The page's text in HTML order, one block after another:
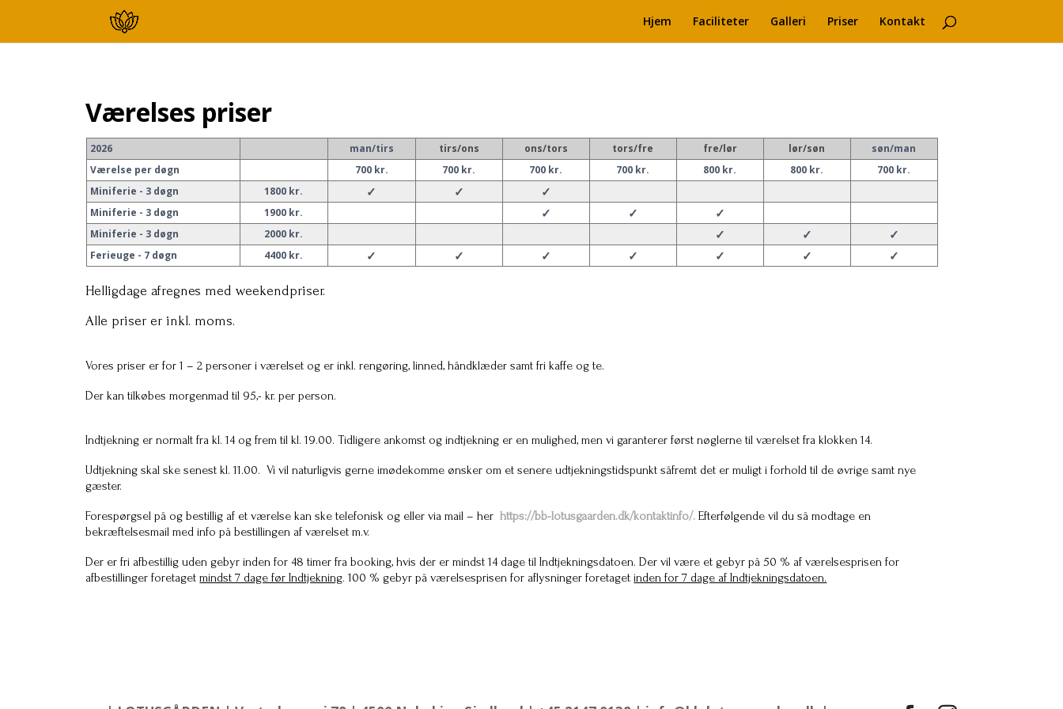
Hjem Faciliteter Galleri Priser Kontakt
Værelses priser
2026 man/tirs tirs/ons ons/tors tors/fre fre/lør lør/søn
søn/man
Værelse per døgn
700 kr. 700 kr. 700 kr. 700 kr. 800 kr. 800 kr.
700 kr.
Miniferie - 3 døgn
1800 kr. ✓ ✓ ✓
Miniferie - 3 døgn 1900 kr. ✓ ✓ ✓
Miniferie - 3 døgn 2000 kr. ✓ ✓ ✓
Ferieuge - 7 døgn 4400 kr. ✓ ✓ ✓ ✓ ✓ ✓ ✓
Helligdage afregnes med weekendpriser.
Alle priser er inkl. moms.
Vores priser er for 1 – 2 personer i værelset og er inkl. rengøring, linned, håndklæder samt fri kaffe og te.
Der kan tilkøbes morgenmad til 95,- kr. per person.
Indtjekning er normalt fra kl. 14 og frem til kl. 19.00. Tidligere ankomst og indtjekning er en mulighed, men vi garanterer først nøglerne til værelset fra klokken 14.
Udtjekning skal ske senest kl. 11.00. Vi vil naturligvis gerne imødekomme ønsker om et senere udtjekningstidspunkt såfremt det er muligt i forhold til de øvrige samt nye
gæster.
Forespørgsel på og bestillig af et værelse kan ske telefonisk og eller via mail – her https://bb-lotusgaarden.dk/kontaktinfo/.Efterfølgende vil du så modtage en
bekræftelsesmail med info på bestillingen af værelset m.v.
Der er fri afbestillig uden gebyr inden for 48 timer fra booking, hvis der er mindst 14 dage til Indtjekningsdatoen. Der vil være et gebyr på 50 % af værelsesprisen for
afbestillinger foretagetmindst 7 dage før Indtjekning. 100 % gebyr på værelsesprisen for aflysninger foretagetinden for 7 dage af Indtjekningsdatoen.